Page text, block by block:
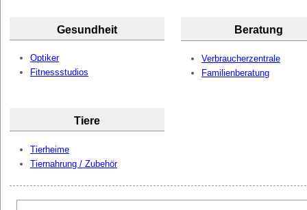
Gesundheit
Optiker
Fitnessstudios
Beratung
Verbraucherzentrale
Familienberatung
Tiere
Tierheime
Tiernahrung / Zubehör